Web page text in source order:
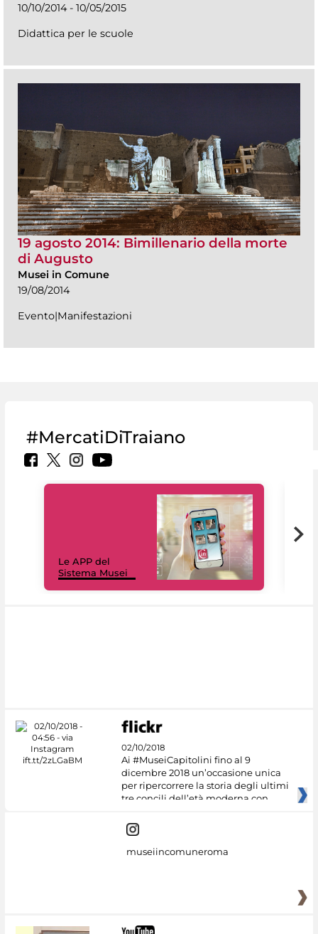
10/10/2014 - 10/05/2015
Didattica per le scuole
19 agosto 2014: Bimillenario della morte
di Augusto
Musei in Comune
19/08/2014
Evento|Manifestazioni
#MercatiDiTraiano
Le APP del
Sistema Musei
02/10/2018
Ai #MuseiCapitolini fino al 9
dicembre 2018 un’occasione unica
per ripercorrere la storia degli ultimi
tre concili dell’età moderna con
museiincomuneroma